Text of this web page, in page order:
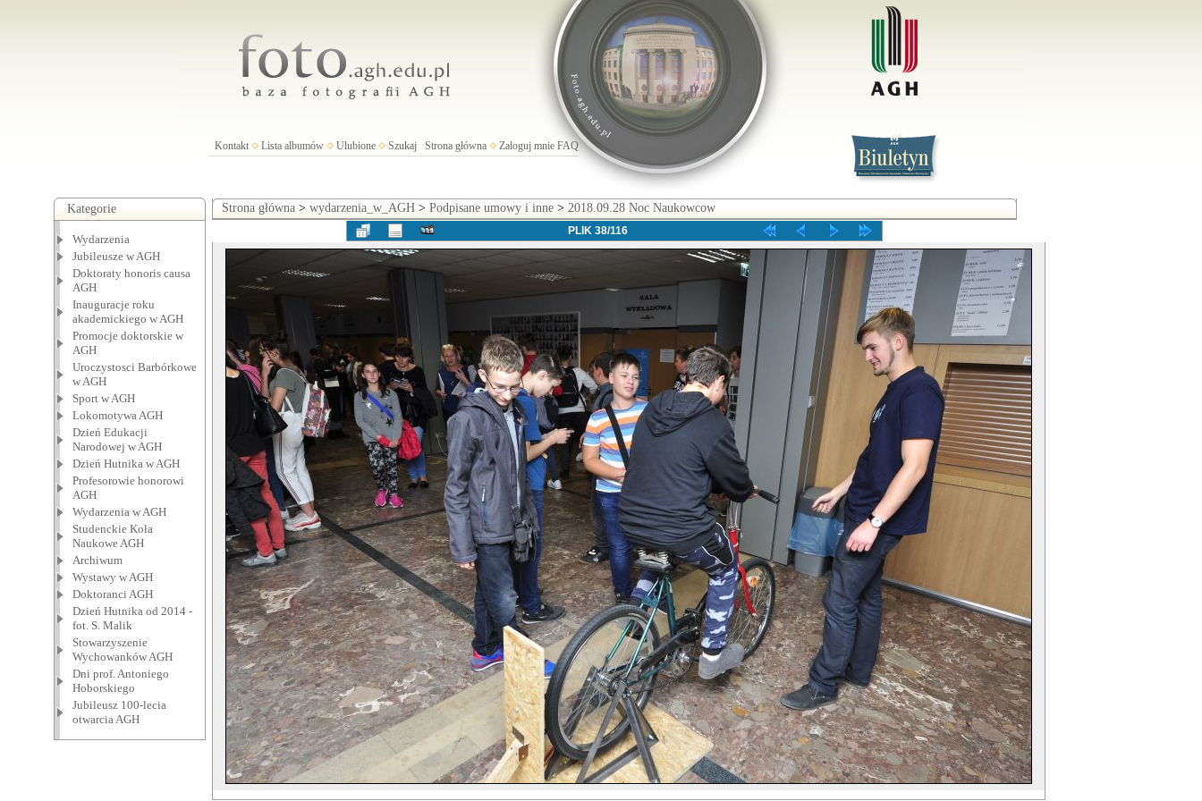
Kontakt Lista albumów Ulubione Szukaj Strona główna Zaloguj mnie FAQ
Kategorie
Wydarzenia
Jubileusze w AGH
Doktoraty honoris causa
AGH
Inauguracje roku
akademickiego w AGH
Promocje doktorskie w
AGH
Uroczystosci Barbórkowe
w AGH
Sport w AGH
Lokomotywa AGH
Dzień Edukacji
Narodowej w AGH
Dzień Hutnika w AGH
Profesorowie honorowi
AGH
Wydarzenia w AGH
Studenckie Koła
Naukowe AGH
Archiwum
Wystawy w AGH
Doktoranci AGH
Dzień Hutnika od 2014 -
fot. S. Malik
Stowarzyszenie
Wychowanków AGH
Dni prof. Antoniego
Hoborskiego
Jubileusz 100-lecia
otwarcia AGH
Strona główna> wydarzenia_w_AGH> Podpisane umowy i inne> 2018.09.28 Noc Naukowcow
PLIK 38/116